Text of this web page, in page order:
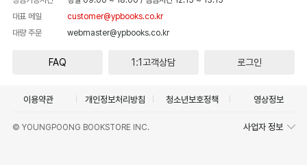
대표 메일
customer@ypbooks.co.kr
대량 주문
webmaster@ypbooks.co.kr
FAQ 1:1고객상담 로그인
이용약관 개인정보처리방침 청소년보호정책 영상정보
© YOUNGPOONG BOOKSTORE INC. 사업자 정보